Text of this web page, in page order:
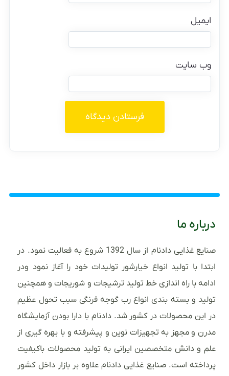
ایمیل
وب‌ سایت
درباره ما
صنایع غذایی دادنام از سال 1392 شروع به فعالیت نمود. در
ابتدا با تولید انواع خیارشور تولیدات خود را آغاز نمود ودر
ادامه با راه اندازی خط تولید ترشیجات و شوریجات و همچنین
تولید و بسته بندی انواع رب گوجه فرنگی سبب تحول عظیم
در این محصولات در کشور شد. دادنام با دارا بودن آزمایشگاه
مدرن و مجهز به تجهیزات نوین و پیشرفته و با بهره گیری از
علم و دانش متخصصین ایرانی به تولید محصولات باکیفیت
پرداخته است. صنایع غذایی دادنام علاوه بر بازار داخل کشور